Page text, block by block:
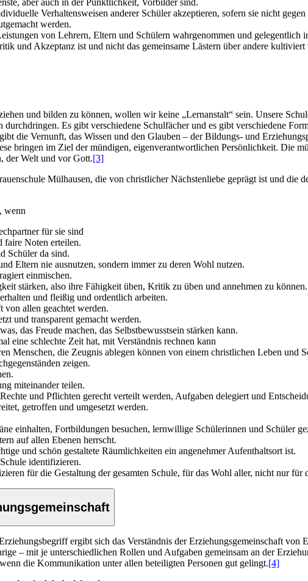
aber auch in der Pünktlichkeit, Vorbilder sind.
Verhaltensweisen anderer Schüler akzeptieren, sofern sie nicht
werden.
von Lehrern, Eltern und Schülern wahrgenommen und
und Akzeptanz ist und nicht das gemeinsame Lästern über andere
und bilden zu können, wollen wir keine „Lernanstalt“ sein. Unsere
Es gibt verschiedene Schulfächer und es gibt verschiedene
die Vernunft, das Wissen und den Glauben – der Bildungs- und
bringen im Ziel der mündigen, eigenverantwortlichen Persönlichkeit. Die
der Welt und vor Gott.[3]
Mülhausen, die von christlicher Nächstenliebe geprägt ist und die
wenn
für sie sind
faire Noten erteilen.
Schüler da sind.
Eltern nie ausnutzen, sondern immer zu deren Wohl nutzen.
einmischen.
stärken, also ihre Fähigkeit üben, Kritik zu üben und annehmen zu können.
und fleißig und ordentlich arbeiten.
allen geachtet werden.
und transparent gemacht werden.
das Freude machen, das Selbstbewusstsein stärken kann.
eine schlechte Zeit hat, mit Verständnis rechnen kann
Menschen, die Zeugnis ablegen können von einem christlichen Leben und
zeigen.
miteinander teilen.
und Pflichten gerecht verteilt werden, Aufgaben delegiert und
getroffen und umgesetzt werden.
einhalten, Fortbildungen besuchen, lernwillige Schülerinnen und Schüler
auf allen Ebenen herrscht.
und schön gestaltete Räumlichkeiten ein angenehmer Aufenthaltsort ist.
identifizieren.
für die Gestaltung der gesamten Schule, für das Wohl aller, nicht nur für
ergibt sich das Verständnis der Erziehungsgemeinschaft
– mit je unterschiedlichen Rollen und Aufgaben gemeinsam an der
die Kommunikation unter allen beteiligten Personen gut gelingt.[4]